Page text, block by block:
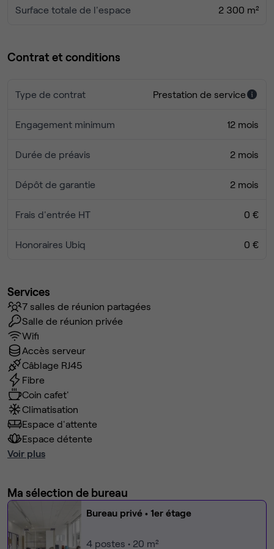
tramway (T2, T3), connectant facilement au reste de
Surface totale de l'espace 2 300 m²
Contrat et conditions
Type de contrat Prestation de service
Engagement minimum 12 mois
Durée de préavis 2 mois
Dépôt de garantie 2 mois
Frais d'entrée HT 0 €
Honoraires Ubiq 0 €
Services
7 salles de réunion partagées
Salle de réunion privée
Wifi
Accès serveur
Câblage RJ45
Fibre
Coin cafet'
Climatisation
Espace d'attente
Espace détente
Voir plus
Ma sélection de bureau
Bureau privé • 1er étage
4 postes • 20 m²